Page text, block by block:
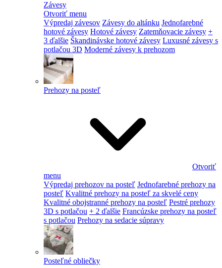
Závesy
Otvoriť menu
Výpredaj závesov Závesy do altánku Jednofarebné
hotové závesy Hotové závesy Zatemňovacie závesy +
3 ďalšie Škandinávske hotové závesy Luxusné závesy s
potlačou 3D Moderné závesy k prehozom
Prehozy na posteľ
Otvoriť
menu
Výpredaj prehozov na posteľ Jednofarebné prehozy na
posteľ Kvalitné prehozy na posteľ za skvelé ceny
Kvalitné obojstranné prehozy na posteľ Pestré prehozy
3D s potlačou + 2 ďalšie Francúzske prehozy na posteľ
s potlačou Prehozy na sedacie súpravy
Posteľné obliečky